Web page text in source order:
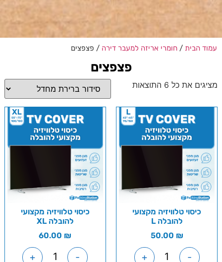
עמוד הבית / חומרי אריזה למעבר דירה / פצפצים
פצפצים
מציגים את כל ⁦6⁩ התוצאות
כיסוי טלוויזיה מקצועי
להובלה L
50.00 ₪
-
+
כיסוי טלוויזיה מקצועי
להובלה XL
60.00 ₪
-
+